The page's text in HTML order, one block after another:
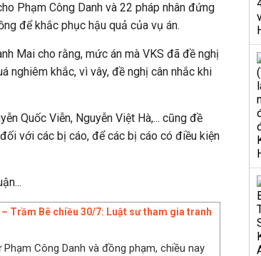
Phạm Công Danh và 22 pháp nhân đứng
để khắc phục hậu quả của vụ án.
Mai cho rằng, mức án mà VKS đã đề nghị
nghiêm khắc, vì vây, đề nghị cân nhắc khi
Quốc Viễn, Nguyễn Việt Hà,... cũng đề
với các bị cáo, để các bị cáo có điều kiện
Trầm Bê chiều 30/7: Luật sư tham gia tranh
Công Danh và đồng phạm, chiều nay